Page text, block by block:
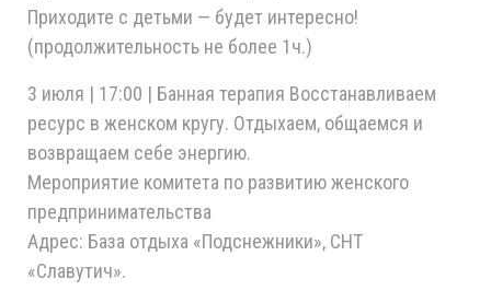
Приходите с детьми — будет интересно!
(продолжительность не более 1ч.)
3 июля | 17:00 | Банная терапия Восстанавливаем
ресурс в женском кругу. Отдыхаем, общаемся и
возвращаем себе энергию.
Мероприятие комитета по развитию женского
предпринимательства
Адрес: База отдыха «Подснежники», СНТ
«Славутич».